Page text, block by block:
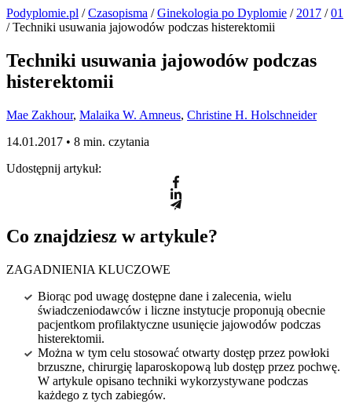
Podyplomie.pl /Czasopisma /Ginekologia po Dyplomie / 2017 /01
/ Techniki usuwania jajowodów podczas histerektomii
Techniki usuwania jajowodów podczas
histerektomii
Mae Zakhour, Malaika W. Amneus, Christine H. Holschneider
14.01.2017 • 8 min. czytania
Udostępnij artykuł:
Co znajdziesz w artykule?
ZAGADNIENIA KLUCZOWE
Biorąc pod uwagę dostępne dane i zalecenia, wielu
świadczeniodawców i liczne instytucje proponują obecnie
pacjentkom profilaktyczne usunięcie jajowodów podczas
histerektomii.
Można w tym celu stosować otwarty dostęp przez powłoki
brzuszne, chirurgię laparoskopową lub dostęp przez pochwę.
W artykule opisano techniki wykorzystywane podczas
każdego z tych zabiegów.